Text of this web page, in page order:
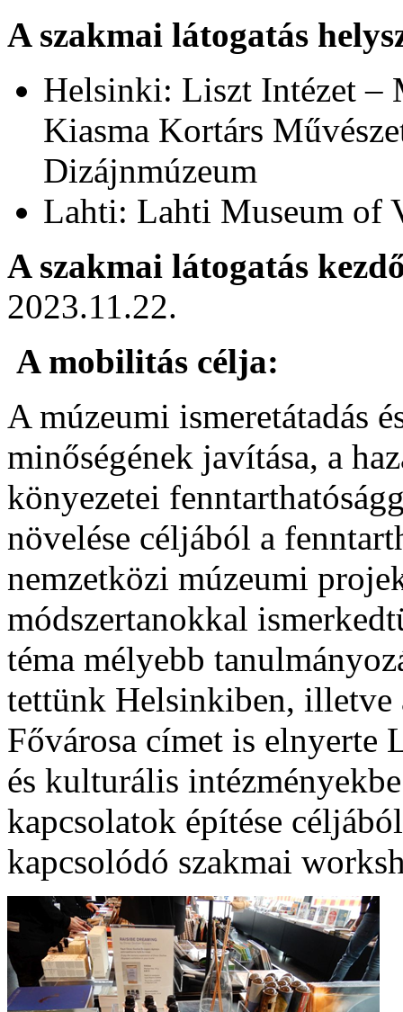
A szakmai látogatás
Helsinki: Liszt Intézet –
Kiasma Kortárs
Dizájnmúzeum
Lahti: Lahti Museum of
A szakmai látogatás
2023.11.22.
A mobilitás célja:
A múzeumi ismeretátadás
minőségének javítása, a
könyezetei
növelése céljából a
nemzetközi múzeumi
módszertanokkal
téma mélyebb
tettünk Helsinkiben, illetve
Fővárosa címet is elnyerte
és kulturális
kapcsolatok építése
kapcsolódó szakmai